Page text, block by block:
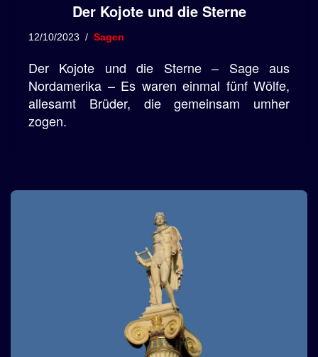
Der Kojote und die Sterne
12/10/2023 Sagen
Der Kojote und die Sterne – Sage aus
Nordamerika – Es waren einmal fünf Wölfe,
allesamt Brüder, die gemeinsam umher
zogen.